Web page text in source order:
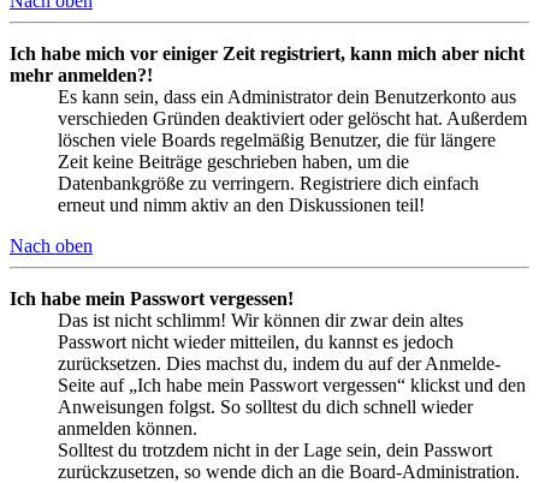
Ich habe mich vor einiger Zeit registriert, kann mich aber nicht
mehr anmelden?!
Es kann sein, dass ein Administrator dein Benutzerkonto aus
verschieden Gründen deaktiviert oder gelöscht hat. Außerdem
löschen viele Boards regelmäßig Benutzer, die für längere
Zeit keine Beiträge geschrieben haben, um die
Datenbankgröße zu verringern. Registriere dich einfach
erneut und nimm aktiv an den Diskussionen teil!
Nach oben
Ich habe mein Passwort vergessen!
Das ist nicht schlimm! Wir können dir zwar dein altes
Passwort nicht wieder mitteilen, du kannst es jedoch
zurücksetzen. Dies machst du, indem du auf der Anmelde-
Seite auf „Ich habe mein Passwort vergessen“ klickst und den
Anweisungen folgst. So solltest du dich schnell wieder
anmelden können.
Solltest du trotzdem nicht in der Lage sein, dein Passwort
zurückzusetzen, so wende dich an die Board-Administration.